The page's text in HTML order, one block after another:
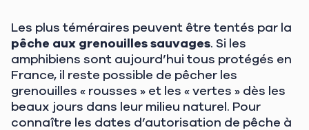
Les plus téméraires peuvent être tentés par la
pêche aux grenouilles sauvages. Si les
amphibiens sont aujourd’hui tous protégés en
France, il reste possible de pêcher les
grenouilles « rousses » et les « vertes » dès les
beaux jours dans leur milieu naturel. Pour
connaître les dates d’autorisation de pêche à